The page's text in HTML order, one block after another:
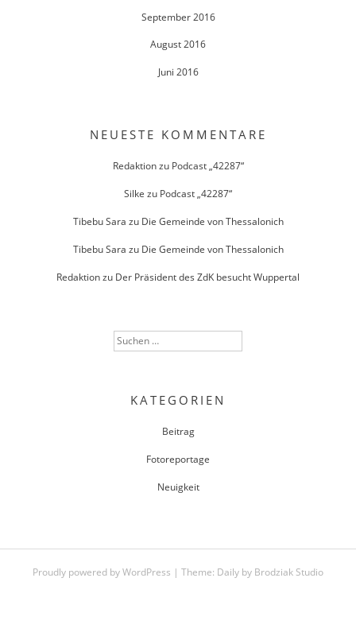
September 2016
August 2016
Juni 2016
NEUESTE KOMMENTARE
Redaktionzu Podcast „42287“
Silke zu Podcast „42287“
Tibebu Sara zu Die Gemeinde von Thessalonich
Tibebu Sara zu Die Gemeinde von Thessalonich
Redaktionzu Der Präsident des ZdK besucht Wuppertal
Suchen
nach:
KATEGORIEN
Beitrag
Fotoreportage
Neuigkeit
Proudly powered by WordPress | Theme: Daily by Brodziak Studio